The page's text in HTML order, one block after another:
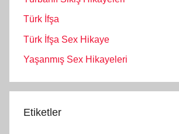
Türk İfşa
Türk İfşa Sex Hikaye
Yaşanmış Sex Hikayeleri
Etiketler